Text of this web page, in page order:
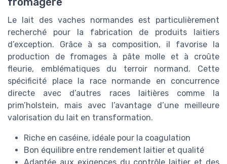
Le lait des vaches normandes est particulièrement
recherché pour la fabrication de produits laitiers
d’exception. Grâce à sa composition, il favorise la
production de fromages à pâte molle et à croûte
fleurie, emblématiques du terroir normand. Cette
spécificité place la race normande en concurrence
directe avec d’autres races laitières comme la
prim’holstein, mais avec l’avantage d’une meilleure
valorisation du lait en transformation.
Riche en caséine, idéale pour la coagulation
Bon équilibre entre rendement laitier et qualité